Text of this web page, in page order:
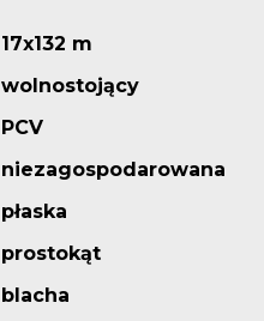
17x132 m
wolnostojący
PCV
niezagospodarowana
płaska
prostokąt
blacha